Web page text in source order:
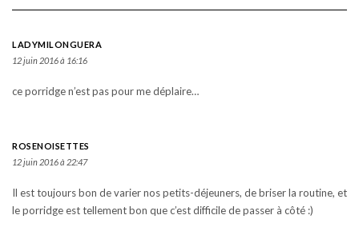
LADYMILONGUERA
12 juin 2016 à 16:16
ce porridge n’est pas pour me déplaire…
ROSENOISETTES
12 juin 2016 à 22:47
Il est toujours bon de varier nos petits-déjeuners, de briser la routine, et
le porridge est tellement bon que c’est difficile de passer à côté :)